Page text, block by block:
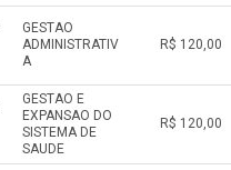
GESTAO
ADMINISTRATIV
A
R$ 120,00
GESTAO E
EXPANSAO DO
SISTEMA DE
SAUDE
R$ 120,00